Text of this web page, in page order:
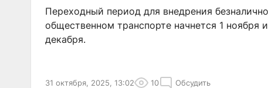
Переходный период для внедрения
общественном транспорте начнется 1 ноября
декабря.
31 октября, 2025, 13:02 10 Обсудить